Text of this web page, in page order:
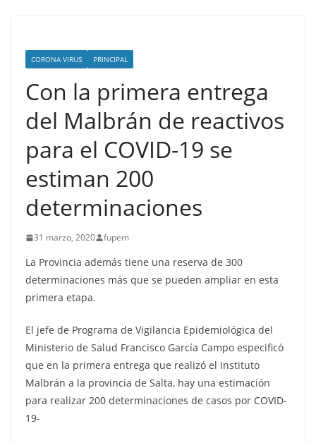
CORONA VIRUS PRINCIPAL
Con la primera entrega
del Malbrán de reactivos
para el COVID-19 se
estiman 200
determinaciones
31 marzo, 2020 fupem
La Provincia además tiene una reserva de 300
determinaciones más que se pueden ampliar en esta
primera etapa.
El jefe de Programa de Vigilancia Epidemiológica del
Ministerio de Salud Francisco García Campo especificó
que en la primera entrega que realizó el Instituto
Malbrán a la provincia de Salta, hay una estimación
para realizar 200 determinaciones de casos por COVID-
19-